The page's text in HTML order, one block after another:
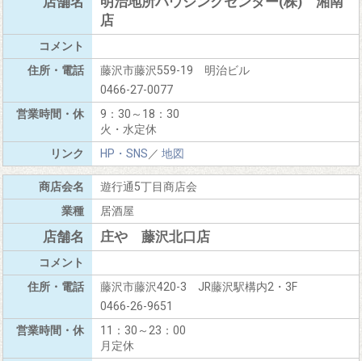
店
藤沢市藤沢559-19 明治ビル
0466-27-0077
9：30～18：30
火・水定休
HP・SNS／ 地図
遊行通5丁目商店会
居酒屋
庄や 藤沢北口店
藤沢市藤沢420-3 JR藤沢駅構内2・3F
0466-26-9651
11：30～23：00
月定休